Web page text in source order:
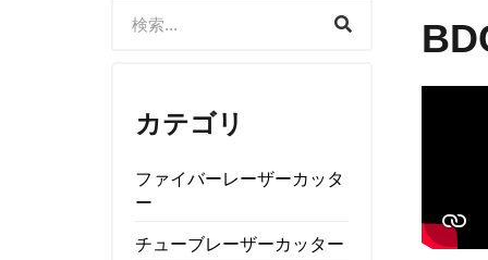
カテゴリ
ファイバーレーザーカッタ
ー
チューブレーザーカッター